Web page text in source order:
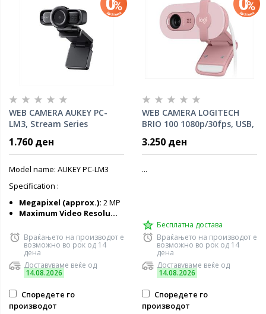
WEB CAMERA AUKEY PC-
LM3, Stream Series
fps, 1/3"-CMOS Sensor
black
1.760 ден
Model name: AUKEY PC-LM3
Specification :
Megapixel (approx.): 2 MP
Maximum Video Resolu...
Враќањето на производот е
возможно во рок од 14
дена
Доставуваме веќе од
14.08.2026
Споредете го
производот
WEB CAMERA LOGITECH
BRIO 100 1080p/30fps, USB,
3.250 ден
...
Бесплатна достава
Враќањето на производот е
возможно во рок од 14
дена
Доставуваме веќе од
14.08.2026
Споредете го
производот